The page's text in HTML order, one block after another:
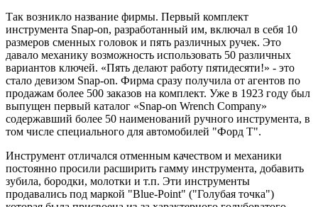
Так возникло название фирмы. Первый комплект
инструмента Snap-on, разработанный им, включал в себя 10
размеров сменных головок и пять различных ручек. Это
давало механику возможность использовать 50 различных
вариантов ключей. «Пять делают работу пятидесяти!» - это
стало девизом Snap-on. Фирма сразу получила от агентов по
продажам более 500 заказов на комплект. Уже в 1923 году был
выпущен первый каталог «Snap-on Wrench Company»
содержавший более 50 наименований ручного инструмента, в
том числе специального для автомобилей "Форд Т".
Инструмент отличался отменным качеством и механики
постоянно просили расширить гамму инструмента, добавить
зубила, бородки, молотки и т.п. Эти инструменты
продавались под маркой "Blue-Point" ("Голубая точка")